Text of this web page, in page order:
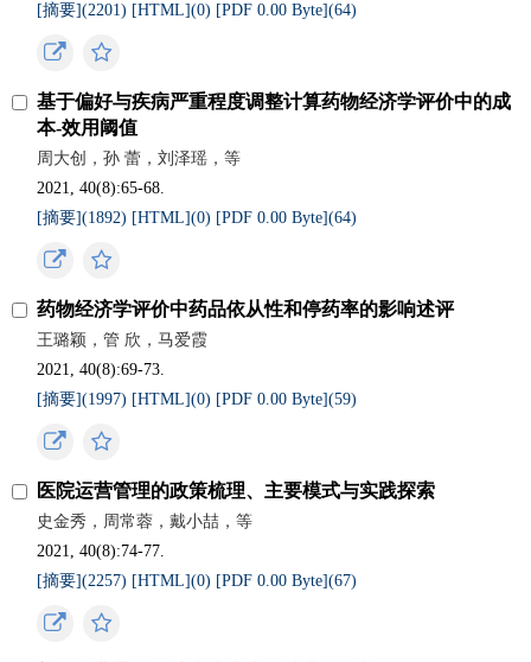
[摘要](2201) [HTML](0) [PDF 0.00 Byte](64)
基于偏好与疾病严重程度调整计算药物经济学评价中的成
本-效用阈值
周大创，孙 蕾，刘泽瑶，等
2021, 40(8):65-68.
[摘要](1892) [HTML](0) [PDF 0.00 Byte](64)
药物经济学评价中药品依从性和停药率的影响述评
王璐颖，管 欣，马爱霞
2021, 40(8):69-73.
[摘要](1997) [HTML](0) [PDF 0.00 Byte](59)
医院运营管理的政策梳理、主要模式与实践探索
史金秀，周常蓉，戴小喆，等
2021, 40(8):74-77.
[摘要](2257) [HTML](0) [PDF 0.00 Byte](67)